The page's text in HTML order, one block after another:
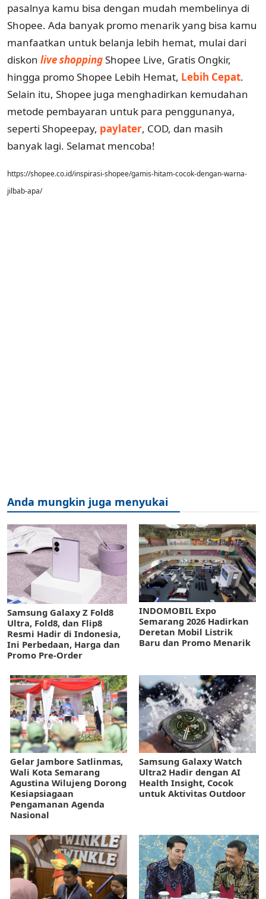
pasalnya kamu bisa dengan mudah membelinya di
Shopee. Ada banyak promo menarik yang bisa kamu
manfaatkan untuk belanja lebih hemat, mulai dari
diskon live shoppingShopee Live, Gratis Ongkir,
hingga promo Shopee Lebih Hemat, Lebih Cepat.
Selain itu, Shopee juga menghadirkan kemudahan
metode pembayaran untuk para penggunanya,
seperti Shopeepay, paylater, COD, dan masih
banyak lagi. Selamat mencoba!
https://shopee.co.id/inspirasi-shopee/gamis-hitam-cocok-dengan-warna-
jilbab-apa/
Anda mungkin juga menyukai
Samsung Galaxy Z Fold8
Ultra, Fold8, dan Flip8
Resmi Hadir di Indonesia,
Ini Perbedaan, Harga dan
Promo Pre-Order
INDOMOBIL Expo
Semarang 2026 Hadirkan
Deretan Mobil Listrik
Baru dan Promo Menarik
Gelar Jambore Satlinmas,
Wali Kota Semarang
Agustina Wilujeng Dorong
Kesiapsiagaan
Pengamanan Agenda
Nasional
Samsung Galaxy Watch
Ultra2 Hadir dengan AI
Health Insight, Cocok
untuk Aktivitas Outdoor